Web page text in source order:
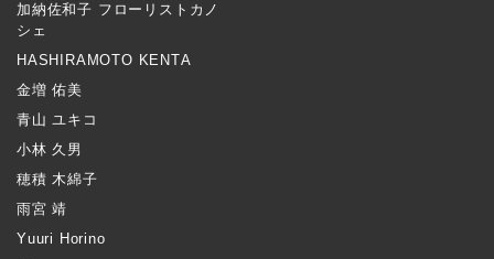
加納佐和子 フローリストカノ
シェ
HASHIRAMOTO KENTA
金増 佑美
青山 ユキコ
小林 久男
穂積 木綿子
雨宮 靖
Yuuri Horino